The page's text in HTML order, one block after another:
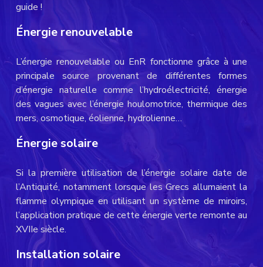
guide !
Énergie renouvelable
L’énergie renouvelable ou EnR fonctionne grâce à une
principale source provenant de différentes formes
d’énergie naturelle comme l’hydroélectricité, énergie
des vagues avec l’énergie houlomotrice, thermique des
mers, osmotique, éolienne, hydrolienne…
Énergie solaire
Si la première utilisation de l’énergie solaire date de
l’Antiquité, notamment lorsque les Grecs allumaient la
flamme olympique en utilisant un système de miroirs,
l’application pratique de cette énergie verte remonte au
XVIIe siècle.
Installation solaire